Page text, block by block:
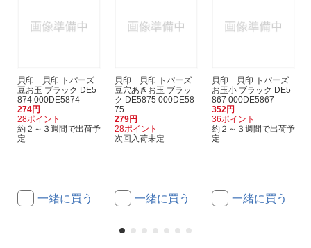
貝印 貝印 トパーズ
豆お玉 ブラック DE5
874 000DE5874
274円
28ポイント
約２～３週間で出荷予
定
一緒に買う
貝印 貝印 トパーズ
豆穴あきお玉 ブラッ
ク DE5875 000DE58
75
279円
28ポイント
次回入荷未定
一緒に買う
貝印 貝印 トパーズ
お玉小 ブラック DE5
867 000DE5867
352円
36ポイント
約２～３週間で出荷予
定
一緒に買う